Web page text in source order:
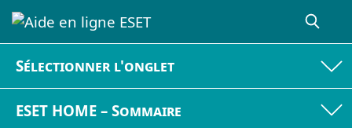
Sélectionner l'onglet
ESET HOME – Sommaire